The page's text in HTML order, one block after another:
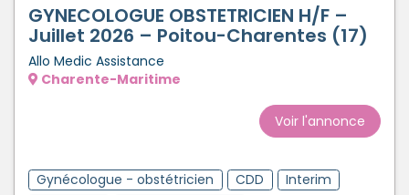
GYNECOLOGUE OBSTETRICIEN H/F –
Juillet 2026 – Poitou-Charentes (17)
Allo Medic Assistance
Charente-Maritime
Voir l'annonce
Gynécologue - obstétricien CDD
Interim